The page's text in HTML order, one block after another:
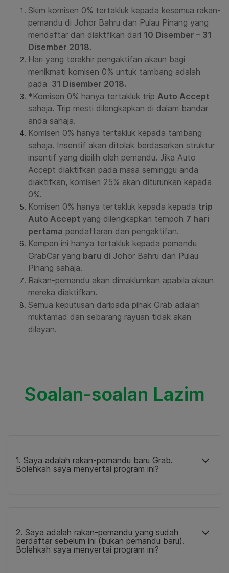
Skim komisen 0% tertakluk kepada kesemua rakan-
pemandu di Johor Bahru dan Pulau Pinang yang
mendaftar dan diaktfikan dari 10 Disember – 31
Disember 2018.
Hari yang terakhir pengaktifan akaun bagi
menikmati komisen 0% untuk tambang adalah
pada 31 Disember 2018.
*Komisen 0% hanya tertakluk trip Auto Accept
sahaja. Trip mesti dilengkapkan di dalam bandar
anda sahaja.
Komisen 0% hanya tertakluk kepada tambang
sahaja. Insentif akan ditolak berdasarkan struktur
insentif yang dipilih oleh pemandu. Jika Auto
Accept diaktifkan pada masa seminggu anda
diaktifkan, komisen 25% akan diturunkan kepada
0%.
Komisen 0% hanya tertakluk kepada kepada trip
Auto Accept yang dilengkapkan tempoh 7 hari
pertama pendaftaran dan pengaktifan.
Kempen ini hanya tertakluk kepada pemandu
GrabCar yang baru di Johor Bahru dan Pulau
Pinang sahaja.
Rakan-pemandu akan dimaklumkan apabila akaun
mereka diaktifkan.
Semua keputusan daripada pihak Grab adalah
muktamad dan sebarang rayuan tidak akan
dilayan.
Soalan-soalan Lazim
1. Saya adalah rakan-pemandu baru Grab.
Bolehkah saya menyertai program ini?
2. Saya adalah rakan-pemandu yang sudah
berdaftar sebelum ini (bukan pemandu baru).
Bolehkah saya menyertai program ini?